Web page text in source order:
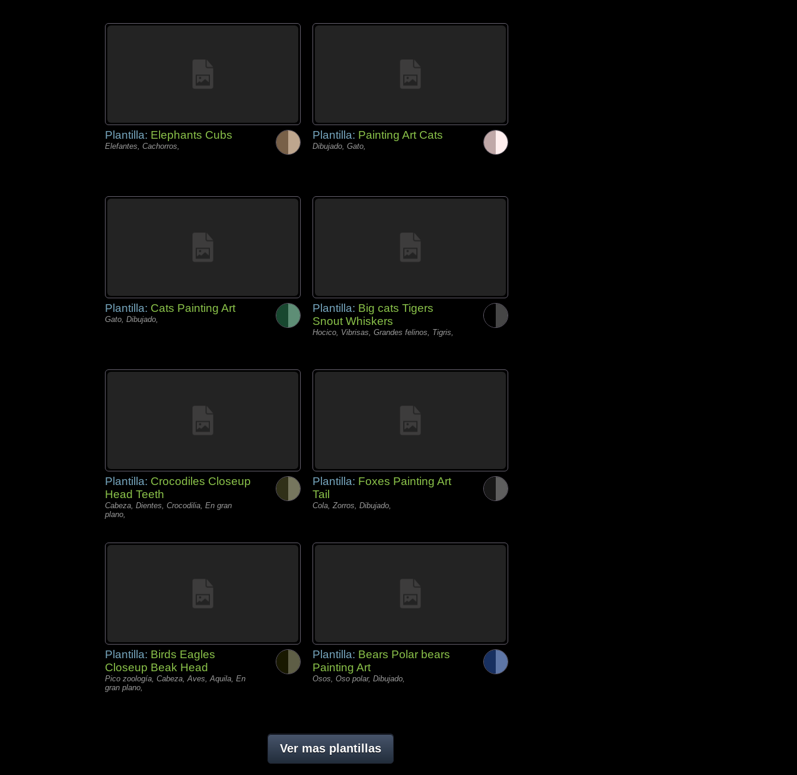
Plantilla: Elephants Cubs
Elefantes, Cachorros,
Plantilla: Painting Art Cats
Dibujado, Gato,
Plantilla: Cats Painting Art
Gato, Dibujado,
Plantilla: Big cats Tigers
Snout Whiskers
Hocico, Vibrisas, Grandes felinos, Tigris,
Plantilla: Crocodiles Closeup
Head Teeth
Cabeza, Dientes, Crocodilia, En gran
plano,
Plantilla: Foxes Painting Art
Tail
Cola, Zorros, Dibujado,
Plantilla: Birds Eagles
Closeup Beak Head
Pico zoología, Cabeza, Aves, Aquila, En
gran plano,
Plantilla: Bears Polar bears
Painting Art
Osos, Oso polar, Dibujado,
Ver mas plantillas